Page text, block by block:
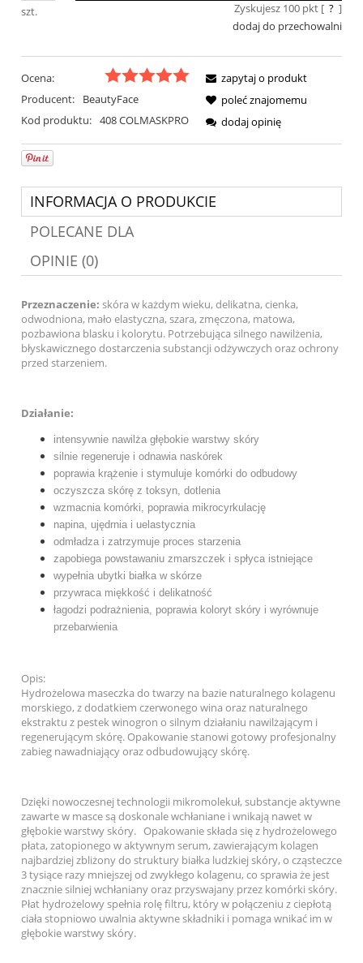
szt. Zyskujesz 100pkt [ ? ]
dodaj do przechowalni
Ocena:
Producent:
BeautyFace
Kod produktu: 408 COLMASKPRO
zapytaj o produkt
poleć znajomemu
dodaj opinię
INFORMACJA O PRODUKCIE
POLECANE DLA
OPINIE (0)
Przeznaczenie: skóra w każdym wieku, delikatna, cienka,
odwodniona, mało elastyczna, szara, zmęczona, matowa,
pozbawiona blasku i kolorytu. Potrzebująca silnego nawilżenia,
błyskawicznego dostarczenia substancji odżywczych oraz ochrony
przed starzeniem.
Działanie:
intensywnie nawilża głębokie warstwy skóry
silnie regeneruje i odnawia naskórek
poprawia krążenie i stymuluje komórki do odbudowy
oczyszcza skórę z toksyn, dotlenia
wzmacnia komórki, poprawia mikrocyrkulację
napina, ujędrnia i uelastycznia
odmładza i zatrzymuje proces starzenia
zapobiega powstawaniu zmarszczek i spłyca istniejące
wypełnia ubytki białka w skórze
przywraca miękkość i delikatność
łagodzi podrażnienia, poprawia koloryt skóry i wyrównuje
przebarwienia
Opis:
Hydrożelowa maseczka do twarzy na bazie naturalnego kolagenu
morskiego, z dodatkiem czerwonego wina oraz naturalnego
ekstraktu z pestek winogron o silnym działaniu nawilżającym i
regenerującym skórę. Opakowanie stanowi gotowy profesjonalny
zabieg nawadniający oraz odbudowujący skórę.
Dzięki nowoczesnej technologii mikromolekuł, substancje aktywne
zawarte w masce są doskonale wchłaniane i wnikają nawet w
głębokie warstwy skóry. Opakowanie składa się z hydrożelowego
płata, zatopionego w aktywnym serum, zawierającym kolagen
najbardziej zbliżony do struktury białka ludzkiej skóry, o cząsteczce
3 tysiące razy mniejszej od zwykłego kolagenu, co sprawia że jest
znacznie silniej wchłaniany oraz przyswajany przez komórki skóry.
Płat hydrożelowy spełnia rolę filtru, który w połączeniu z ciepłotą
ciała stopniowo uwalnia aktywne składniki i pomaga wnikać im w
głębokie warstwy skóry.